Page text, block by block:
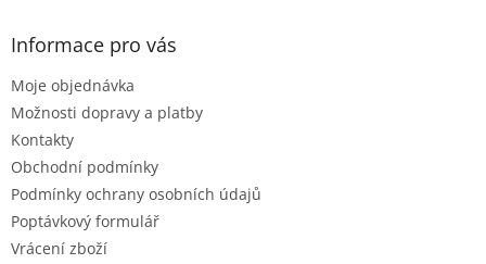
Informace pro vás
Moje objednávka
Možnosti dopravy a platby
Kontakty
Obchodní podmínky
Podmínky ochrany osobních údajů
Poptávkový formulář
Vrácení zboží